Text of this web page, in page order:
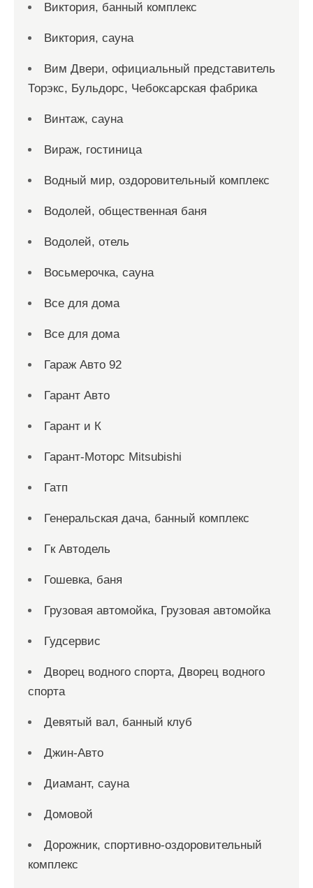
Виктория, банный комплекс
Виктория, сауна
Вим Двери, официальный представитель
Торэкс, Бульдорс, Чебоксарская фабрика
Винтаж, сауна
Вираж, гостиница
Водный мир, оздоровительный комплекс
Водолей, общественная баня
Водолей, отель
Восьмерочка, сауна
Все для дома
Все для дома
Гараж Авто 92
Гарант Авто
Гарант и К
Гарант-Моторс Mitsubishi
Гатп
Генеральская дача, банный комплекс
Гк Автодель
Гошевка, баня
Грузовая автомойка, Грузовая автомойка
Гудсервис
Дворец водного спорта, Дворец водного
спорта
Девятый вал, банный клуб
Джин-Авто
Диамант, сауна
Домовой
Дорожник, спортивно-оздоровительный
комплекс